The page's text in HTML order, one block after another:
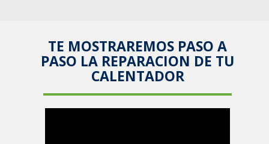
TE MOSTRAREMOS PASO A
PASO LA REPARACION DE TU
CALENTADOR